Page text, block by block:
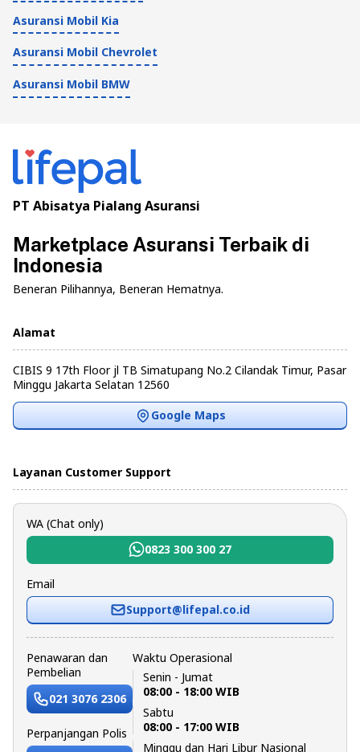
Asuransi Mobil Kia
Asuransi Mobil Chevrolet
Asuransi Mobil BMW
PT Abisatya Pialang Asuransi
Marketplace Asuransi Terbaik di
Indonesia
Beneran Pilihannya, Beneran Hematnya.
Alamat
CIBIS 9 17th Floor jl TB Simatupang No.2 Cilandak Timur, Pasar
Minggu Jakarta Selatan 12560
Google Maps
Layanan Customer Support
WA (Chat only)
0823 300 300 27
Email
Support@lifepal.co.id
Penawaran dan
Pembelian
021 3076 2306
Perpanjangan Polis
Waktu Operasional
Senin - Jumat
08:00 - 18:00 WIB
Sabtu
08:00 - 17:00 WIB
Minggu dan Hari Libur Nasional